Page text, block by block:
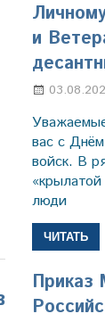
и
вас с
войск. В
люди
ЧИТАТЬ
Приказ